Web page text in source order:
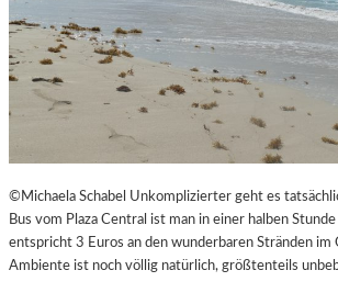
©Michaela Schabel Unkomplizierter geht es
Bus vom Plaza Central ist man in einer halben
entspricht 3 Euros an den wunderbaren Stränden im
Ambiente ist noch völlig natürlich, größtenteils